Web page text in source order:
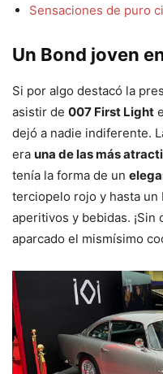
Sensaciones de puro
Un Bond joven
Si por algo destacó la
asistir de 007 First Light
dejó a nadie indiferente.
era una de las más
tenía la forma de un
terciopelo rojo y hasta un
aperitivos y bebidas. ¡Sin
aparcado el mismísimo